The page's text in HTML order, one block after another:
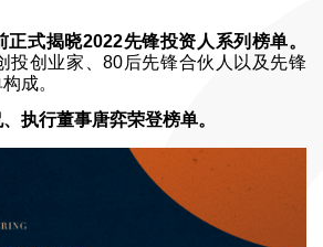
正式揭晓2022先锋投资人系列榜单。
投创业家、80后先锋合伙人以及先锋
成。
执行董事唐弈荣登榜单。